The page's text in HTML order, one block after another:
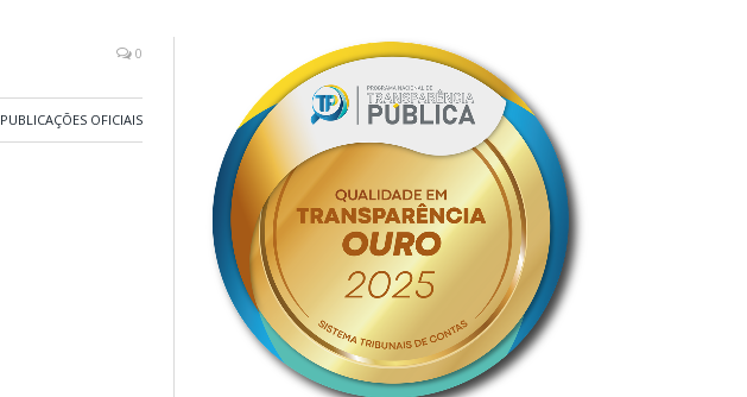
0
PUBLICAÇÕES OFICIAIS